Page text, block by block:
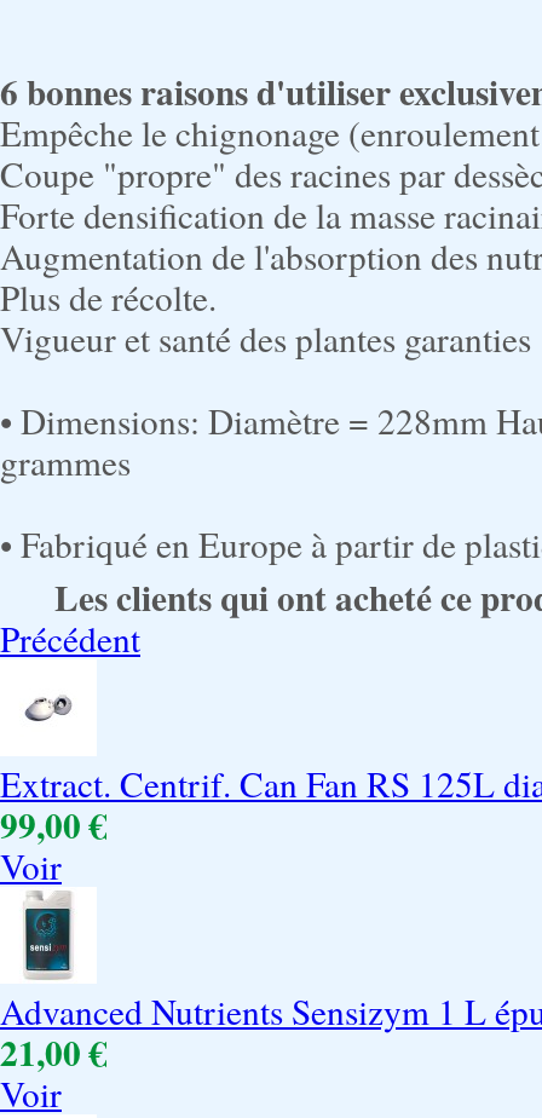
6 bonnes raisons d'utiliser
Empêche le chignonage
Coupe "propre" des racines par
Forte densification de la masse
Augmentation de l'absorption des
Plus de récolte.
Vigueur et santé des plantes
• Dimensions: Diamètre = 228mm
grammes
• Fabriqué en Europe à partir de
Les clients qui ont acheté ce
Précédent
Extract. Centrif. Can Fan RS 125L
99,00 €
Voir
Advanced Nutrients Sensizym 1 L
21,00 €
Voir